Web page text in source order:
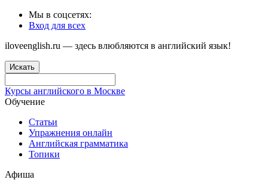
Мы в соцсетях:
Вход для всех
iloveenglish.ru — здесь влюбляются в английский язык!
Искать
Курсы английского в Москве
Обучение
Статьи
Упражнения онлайн
Английская грамматика
Топики
Афиша